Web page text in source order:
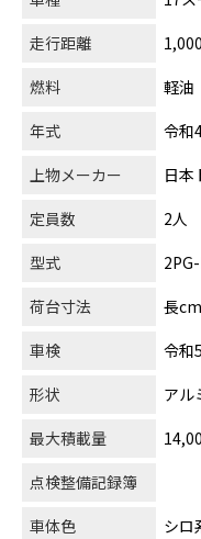
走行距離
燃料
軽油
年式
令和
上物メーカー
日本
定員数
2人
型式
荷台寸法
長
車検
令和
形状
アル
最大積載量
点検整備記録簿
車体色
シロ